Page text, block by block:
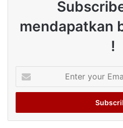
mendapatkan
!
your
Email